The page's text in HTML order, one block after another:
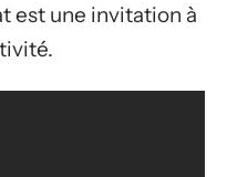
est une invitation à